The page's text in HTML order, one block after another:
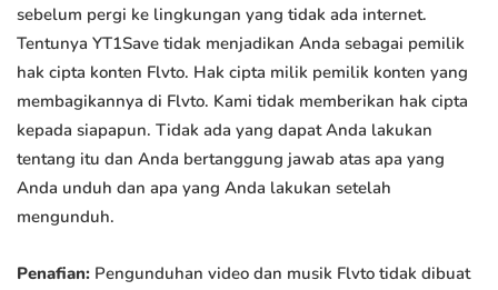
sebelum pergi ke lingkungan yang tidak ada internet.
Tentunya YT1Save tidak menjadikan Anda sebagai pemilik
hak cipta konten Flvto. Hak cipta milik pemilik konten yang
membagikannya di Flvto. Kami tidak memberikan hak cipta
kepada siapapun. Tidak ada yang dapat Anda lakukan
tentang itu dan Anda bertanggung jawab atas apa yang
Anda unduh dan apa yang Anda lakukan setelah
mengunduh.
Penafian: Pengunduhan video dan musik Flvto tidak dibuat